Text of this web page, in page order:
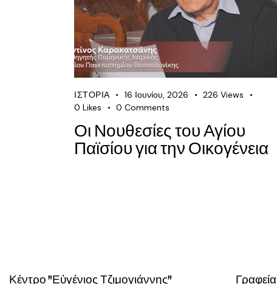
ΙΣΤΟΡΊΑ 16 Ιουνίου, 2026 226 Views
0 Likes 0 Comments
Οι Νουθεσίες του Αγίου
Παϊσίου για την Οικογένεια
Κέντρο "Εὐγένιος Τζιμογιάννης" Γραφεία